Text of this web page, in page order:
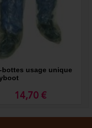
bottes usage unique
14,70 €